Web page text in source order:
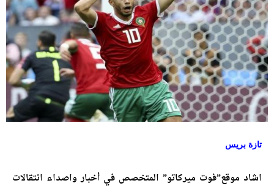
تازة بريس
اشاد موقع”فوت ميركاتو” المتخصص في أخبار واصداء انتقالات